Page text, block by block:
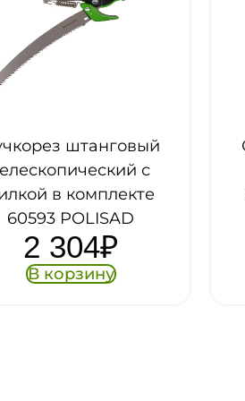
штанговый
телескопический с
в комплекте
60581 POLISAD
2 545₽
В корзину